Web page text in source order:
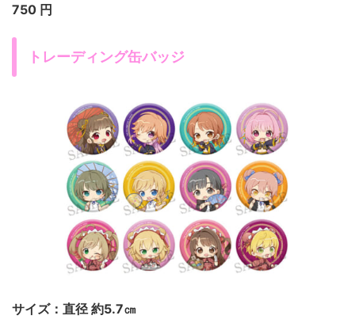
750 円
トレーディング缶バッジ
サイズ：直径 約5.7㎝